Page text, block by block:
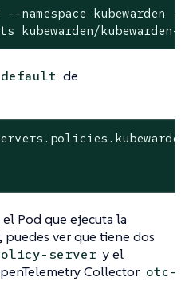
kubewarden --
kubewarden/kubewarden-
default de
Pod que ejecuta la
puedes ver que tiene dos
server y el
Collector otc-